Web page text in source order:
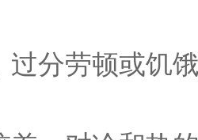
过分劳顿或饥